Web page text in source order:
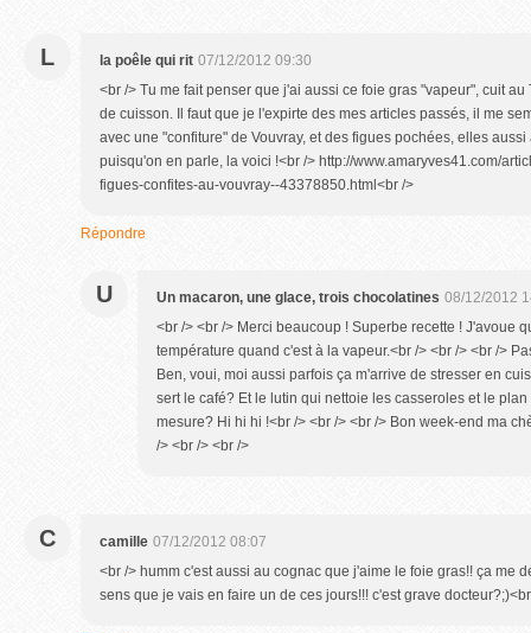
L la poêle qui rit 07/12/2012 09:30
<br /> Tu me fait penser que j'ai aussi ce foie gras "vapeur", cuit
de cuisson. Il faut que je l'expirte des mes articles passés, il me
avec une "confiture" de Vouvray, et des figues pochées, elles aussi
puisqu'on en parle, la voici !<br /> http://www.amaryves41.com/
figues-confites-au-vouvray--43378850.html<br />
Répondre
U Un macaron, une glace, trois chocolatines 08/12/2012
<br /> <br /> Merci beaucoup ! Superbe recette ! J'avoue
température quand c'est à la vapeur.<br /> <br /> <br />
Ben, voui, moi aussi parfois ça m'arrive de stresser en
sert le café? Et le lutin qui nettoie les casseroles et le
mesure? Hi hi hi !<br /> <br /> <br /> Bon week-end ma
/> <br /> <br />
C camille 07/12/2012 08:07
<br /> humm c'est aussi au cognac que j'aime le foie gras!! ça me
sens que je vais en faire un de ces jours!!! c'est grave